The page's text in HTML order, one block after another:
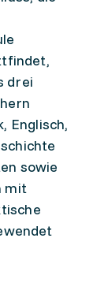
drei
Englisch,
sowie
mit